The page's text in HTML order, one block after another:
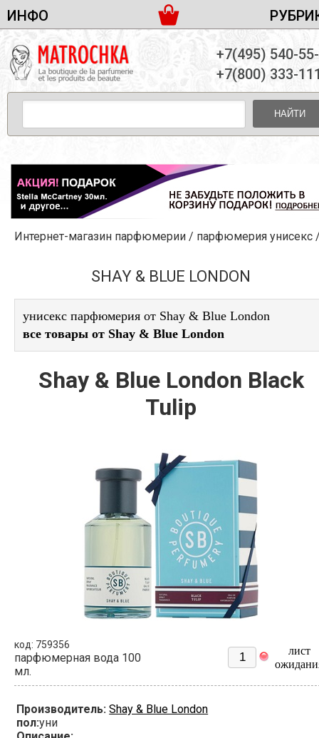
ИНФО
ДОСТАВКА И ОПЛАТА
ПАРТНЕРСТВО
КОНТАКТЫ
ЖЕНСКАЯ ПАРФЮМЕРИЯ
МУЖСКАЯ ПАРФЮМЕРИЯ
УНИСЕКС ПАРФЮМЕРИЯ
ЖЕНСКИЕ НАБОРЫ
МУЖСКИЕ НАБОРЫ
УНИСЕКС НАБОРЫ
УХОД ЗА ЛИЦОМ
УХОД ЗА ТЕЛОМ
ДЕКОРАТИВНАЯ КОСМЕТИКА
+7(495) 540-
+7(800) 333-
НАЙТИ
Интернет-магазин парфюмерии / парфюмерия унисекс
SHAY & BLUE LONDON
унисекс парфюмерия от Shay & Blue London
все товары от Shay & Blue London
Shay & Blue London Black
Tulip
код: 759356
парфюмерная вода 100
мл.
лист
Производитель: Shay & Blue London
пол:уни